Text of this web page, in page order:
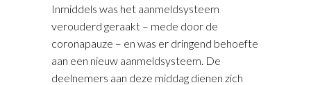
Inmiddels was het aanmeldsysteem
verouderd geraakt – mede door de
coronapauze – en was er dringend behoefte
aan een nieuw aanmeldsysteem. De
deelnemers aan deze middag dienen zich